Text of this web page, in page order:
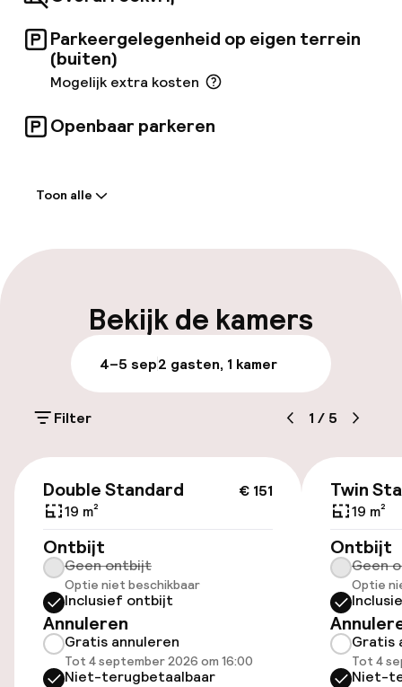
Parkeergelegenheid op eigen terrein
(buiten)
Mogelijk extra kosten
Openbaar parkeren
Laat uitchecken mogelijk
Bagageruimte
Parkeren & mobiliteit
(buiten)
Mogelijk extra kosten
Openbaar parkeren
Luchthavenshuttle
Transferservice
Toon alle
Bekijk de kamers
4–5 sep2 gasten, 1 kamer
Filter 1 / 5
€ 151
Double Standard
19 m²
Ontbijt
Geen ontbijt
Optie niet beschikbaar
Inclusief ontbijt
Annuleren
Gratis annuleren
Tot 4 september 2026 om 16:00
Niet-terugbetaalbaar
Twin
19 m²
Ontbijt
Geen
Optie
Gratis
Tot 4
Niet-